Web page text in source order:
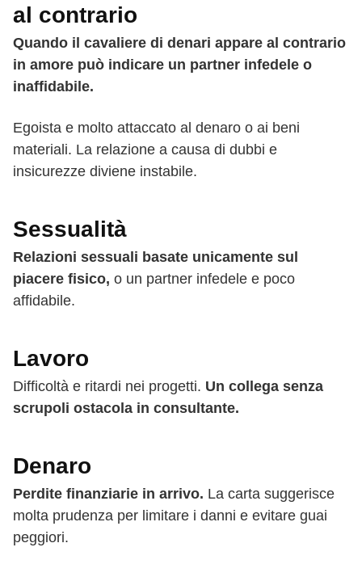
al contrario
Quando il cavaliere di denari appare al contrario
in amore può indicare un partner infedele o
inaffidabile.
Egoista e molto attaccato al denaro o ai beni
materiali. La relazione a causa di dubbi e
insicurezze diviene instabile.
Sessualità
Relazioni sessuali basate unicamente sul
piacere fisico, o un partner infedele e poco
affidabile.
Lavoro
Difficoltà e ritardi nei progetti. Un collega senza
scrupoli ostacola in consultante.
Denaro
Perdite finanziarie in arrivo. La carta suggerisce
molta prudenza per limitare i danni e evitare guai
peggiori.